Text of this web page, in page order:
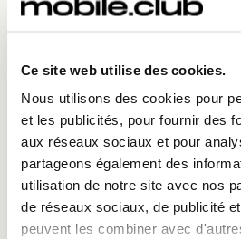
Ce site web utilise des cookies.
Nous utilisons des cookies pour
et les publicités, pour fournir des
aux réseaux sociaux et pour
partageons également des
utilisation de notre site avec nos
de réseaux sociaux, de publicité
peuvent les combiner avec
⏳ Astuce : L'option
activée"
Pour encore plus de fluidité,
comment le capteur réagit :
Toucher vs appui : Dans les
empreintes, vous pouvez